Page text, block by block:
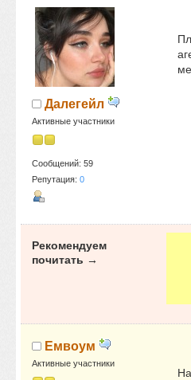
Далегейл
Активные участники
Сообщений: 59
Репутация: 0
Рекомендуем
почитать →
Емвоум
Активные участники